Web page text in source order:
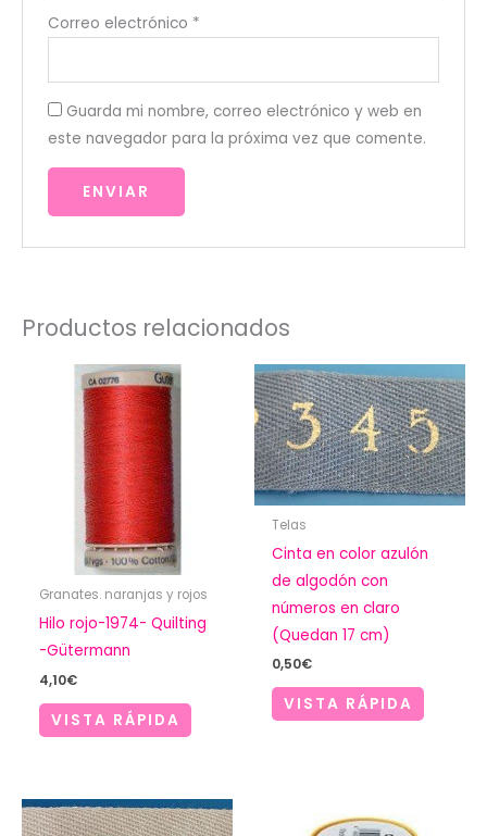
Correo electrónico *
Guarda mi nombre, correo electrónico y web en
este navegador para la próxima vez que comente.
Productos relacionados
Granates. naranjas y rojos
Hilo rojo-1974- Quilting
-Gütermann
4,10€
VISTA RÁPIDA
Telas
Cinta en color azulón
de algodón con
números en claro
(Quedan 17 cm)
0,50€
VISTA RÁPIDA